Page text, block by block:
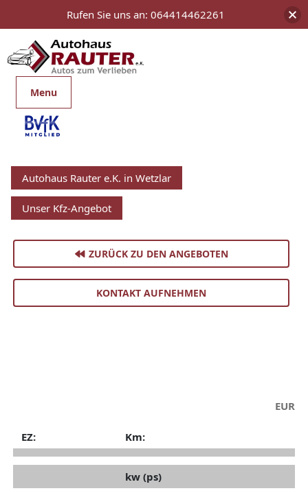
Menu
Autohaus Rauter e.K. in Wetzlar
Unser Kfz-Angebot
ZURÜCK ZU DEN ANGEBOTEN
KONTAKT AUFNEHMEN
EUR
EZ: Km:
kw (ps)
Rufen Sie uns an: 064414462261